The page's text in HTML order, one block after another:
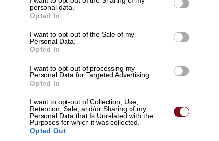
personal data.
Opted In
I want to opt-out of the Sale of my
Personal Data.
Opted In
I want to opt-out of processing my
Personal Data for Targeted Advertising.
Opted In
I want to opt-out of Collection, Use,
Retention, Sale, and/or Sharing of my
Personal Data that Is Unrelated with the
Purposes for which it was collected.
Opted Out
γίνεται πράξη. Εξασφαλίστηκε η
Δημοτικό Κτίριο Συκουρίου»
08/08/2026 , 10:53
«Πόσα θέλεις για το κορίτσι;»: Τουρίστας
σε ανήλικη, τι καταγγέλλει ο ιδιοκτήτης
επιχείρησης
08/08/2026 , 10:39